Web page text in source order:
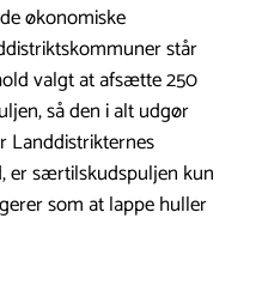
økonomiske
står
valgt at afsætte 250
så den i alt udgør
Landdistrikternes
er særtilskudspuljen kun
som at lappe huller